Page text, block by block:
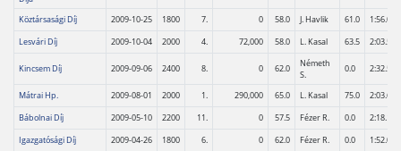
Köztársasági Díj 2009-10-25 1800 7. 0 58.0 J. Havlik 61.0
1:56.0
Lesvári Díj
2009-10-04 2000 4. 72,000 58.0 L. Kasal 63.5 2:03.5
Kincsem Díj 2009-09-06 2400 8. 0 62.0
Németh
S.
0.0 2:32.5
Mátrai Hp. 2009-08-01 2000 1. 290,000 65.0 L. Kasal 75.0
2:03.6
Bábolnai Díj
2009-05-10 2200 11. 0 57.5 Fézer R. 0.0
2:18.1
Igazgatósági Díj
2009-04-26 1800 6. 0 62.0 Fézer R. 0.0
1:52.0